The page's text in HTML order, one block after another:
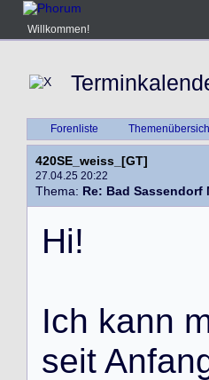
Willkommen!
Forenliste
420SE_weiss_[GT]
27.04.25 20:22
Thema: Re: Bad Sassendorf
Hi!
Ich kann
seit Anfan